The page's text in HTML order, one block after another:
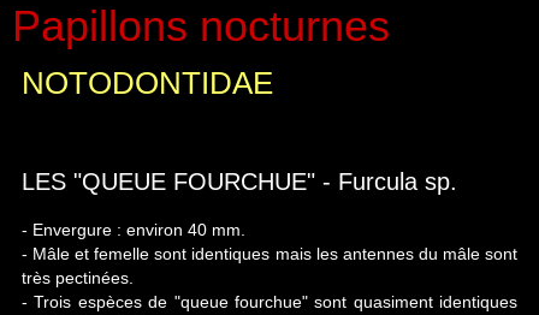
Papillons nocturnes
NOTODONTIDAE
LES "QUEUE FOURCHUE" - Furcula sp.
- Envergure : environ 40 mm.
- Mâle et femelle sont identiques mais les antennes du mâle sont
très pectinées.
- Trois espèces de "queue fourchue" sont quasiment identiques